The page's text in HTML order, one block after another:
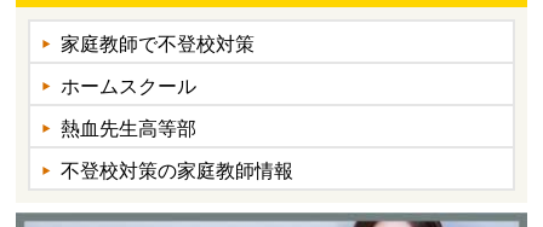
家庭教師で不登校対策
ホームスクール
熱血先生高等部
不登校対策の家庭教師情報